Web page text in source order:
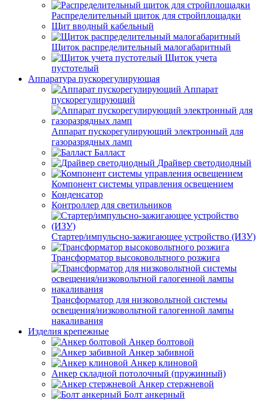
Распределительный щиток для стройплощадки
Щит вводный кабельный
Щиток распределительный малогабаритный
Щиток учета
пустотелый
Аппаратура пускорегулирующая
Аппарат
пускорегулирующий
Аппарат пускорегулирующий электронный для
газоразрядных ламп
Балласт
Драйвер светодиодный
Компонент системы управления освещением
Конденсатор
Контроллер для светильников
Стартер/импульсно-зажигающее устройство (ИЗУ)
Трансформатор высоковольтного розжига
Трансформатор для низковольтной системы
освещения/низковольтной галогенной лампы
накаливания
Изделия крепежные
Анкер болтовой
Анкер забивной
Анкер клиновой
Анкер складной потолочный (пружинный)
Анкер стержневой
Болт анкерный